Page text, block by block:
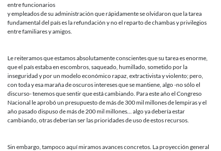
entre funcionarios
y empleados de su administración que rápidamente se olvidaron que la tarea
fundamental del país es la refundación y no el reparto de chambas y privilegios
entre familiares y amigos.
Le reiteramos que estamos absolutamente conscientes que su tarea es enorme,
que el país estaba en escombros, saqueado, humillado, sometido por la
inseguridad y por un modelo económico rapaz, extractivista y violento; pero,
con toda y esa maraña de oscuros intereses que se mantiene, algo -no sólo el
discurso- tenemos que sentir que está cambiando. Para este año el Congreso
Nacional le aprobó un presupuesto de más de 300 mil millones de lempiras y el
año pasado dispuso de más de 200 mil millones… algo ya debería estar
cambiando, otras deberían ser las prioridades de uso de estos recursos.
Sin embargo, tampoco aquí miramos avances concretos. La proyección general